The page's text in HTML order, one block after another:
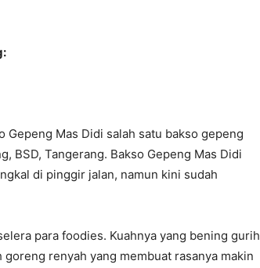
Gepeng Mas Didi salah satu bakso gepeng
BSD, Tangerang. Bakso Gepeng Mas Didi
di pinggir jalan, namun kini sudah
para foodies. Kuahnya yang bening gurih
renyah yang membuat rasanya makin